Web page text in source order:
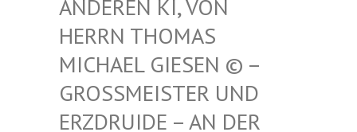
REN KI, VON HERR
N THOMAS MICH
AEL GIESEN © – GROSS
MEISTER UND ERZDR
UIDE – AN DER WALLB